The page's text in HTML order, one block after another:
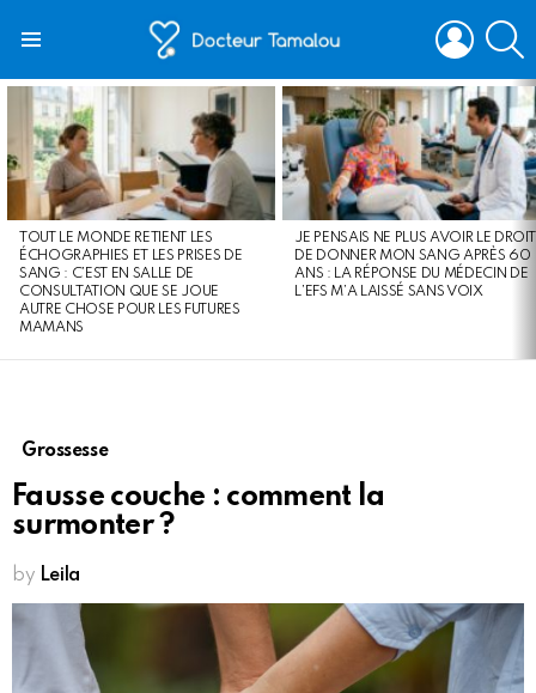
LOGIN
LATEST
STORIES
TOUT LE MONDE RETIENT LES
ÉCHOGRAPHIES ET LES PRISES DE
SANG : C’EST EN SALLE DE
CONSULTATION QUE SE JOUE
AUTRE CHOSE POUR LES FUTURES
MAMANS
JE PENSAIS NE PLUS AVOIR LE DROIT
DE DONNER MON SANG APRÈS 60
ANS : LA RÉPONSE DU MÉDECIN DE
L’EFS M’A LAISSÉ SANS VOIX
Grossesse
Fausse couche : comment la
surmonter ?
by Leila